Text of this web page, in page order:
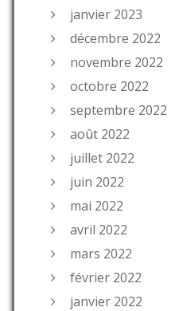
janvier 2023
décembre 2022
novembre 2022
octobre 2022
septembre 2022
août 2022
juillet 2022
juin 2022
mai 2022
avril 2022
mars 2022
février 2022
janvier 2022